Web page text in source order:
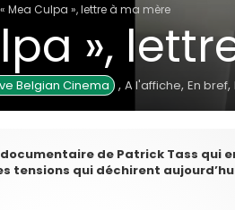
« Mea Culpa », lettre à ma mère
»,
Belgian Cinema , A l'affiche, En bref,
de Patrick Tass qui
tensions qui déchirent